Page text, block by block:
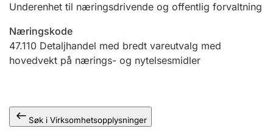
Andre tema
Underenhet til næringsdrivende og offentlig forvaltning
Næringskode
47.110 Detaljhandel med bredt vareutvalg med
hovedvekt på nærings- og nytelsesmidler
Søk i Virksomhetsopplysninger